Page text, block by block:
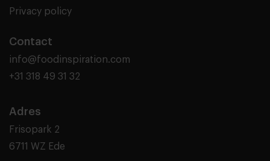
Privacy policy
Contact
info@foodinspiration.com
+31 318 49 31 32
Adres
Frisopark 2
6711 WZ Ede